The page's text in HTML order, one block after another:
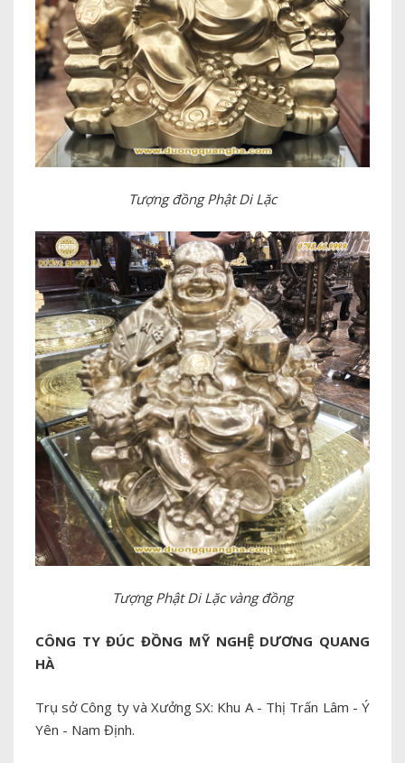
Tượng đồng Phật Di Lặc
Tượng Phật Di Lặc vàng đồng
CÔNG TY ĐÚC ĐỒNG MỸ NGHỆ DƯƠNG QUANG
HÀ
Trụ sở Công ty và Xưởng SX: Khu A - Thị Trấn Lâm - Ý
Yên - Nam Định.